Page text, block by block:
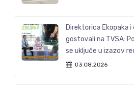
Direktorica Ekopaka i
gostovali na TVSA:
se uključe u izazov
03.08.2026